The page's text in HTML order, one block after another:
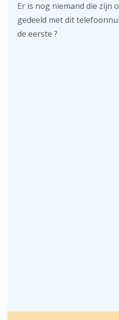
Er is nog niemand die zijn
gedeeld met dit
de eerste ?